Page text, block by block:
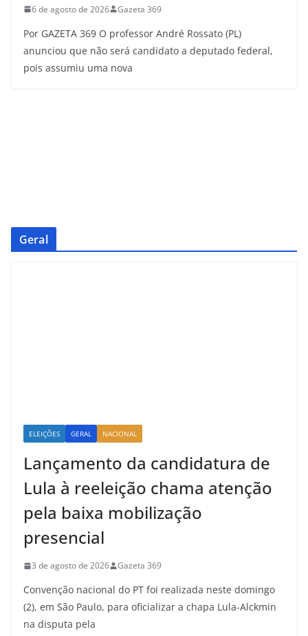
6 de agosto de 2026 Gazeta 369
Por GAZETA 369 O professor André Rossato (PL)
anunciou que não será candidato a deputado federal,
pois assumiu uma nova
Geral
ELEIÇÕES GERAL NACIONAL
Lançamento da candidatura de
Lula à reeleição chama atenção
pela baixa mobilização
presencial
3 de agosto de 2026 Gazeta 369
Convenção nacional do PT foi realizada neste domingo
(2), em São Paulo, para oficializar a chapa Lula-Alckmin
na disputa pela